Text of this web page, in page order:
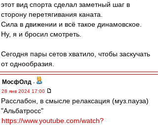
этот вид спорта сделал заметный шаг в
сторону перетягивания каната.
Сила в движении и всё такое динамовское.
Ну, я и бросил смотреть.
Сегодня пары сетов хватило, чтобы заскучать
от однообразия.
МосфОлд -
28 янв 2024 17:00
Расслабон, в смысле релаксация (муз.пауза)
"Альбатросс"
https://www.youtube.com/watch?